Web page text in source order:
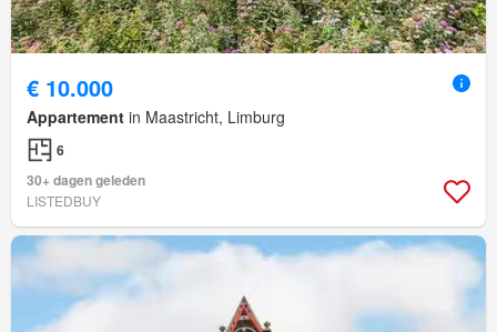
€ 10.000
Appartement in Maastricht, Limburg
6
30+ dagen geleden
LISTEDBUY